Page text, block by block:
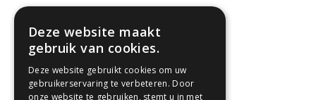
Deze website maakt
gebruik van cookies.
Deze website gebruikt cookies om uw
gebruikerservaring te verbeteren. Door
onze website te gebruiken, stemt u in met